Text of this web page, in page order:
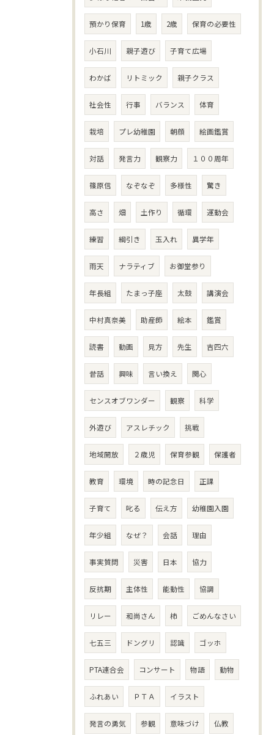
預かり保育 1歳 2歳 保育の必要性
小石川 親子遊び 子育て広場
わかば リトミック 親子クラス
社会性 行事 バランス 体育
栽培 プレ幼稚園 朝顔 絵画鑑賞
対話 発言力 観察力 １００周年
篠原信 なぞなぞ 多様性 驚き
高さ 畑 土作り 循環 運動会
練習 綱引き 玉入れ 異学年
雨天 ナラティブ お御堂参り
年長組 たまっ子座 太鼓 講演会
中村真奈美 助産師 絵本 鑑賞
読書 動画 見方 先生 吉四六
昔話 興味 言い換え 関心
センスオブワンダー 観察 科学
外遊び アスレチック 挑戦
地域開放 ２歳児 保育参観 保護者
教育 環境 時の記念日 正課
子育て 叱る 伝え方 幼稚園入園
年少組 なぜ？ 会話 理由
事実質問 災害 日本 協力
反抗期 主体性 能動性 協調
リレー 和尚さん 柿 ごめんなさい
七五三 ドングリ 認識 ゴッホ
PTA連合会 コンサート 物語 動物
ふれあい ＰＴＡ イラスト
発言の勇気 参観 意味づけ 仏教